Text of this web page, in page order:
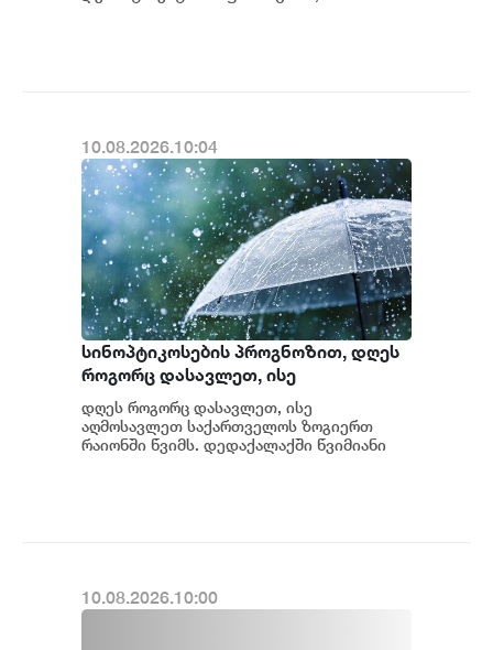
10.08.2026.10:04
სინოპტიკოსების პროგნოზით, დღეს
როგორც დასავლეთ, ისე
აღმოსავლეთ საქართველოს
ზოგიერთ რაიონში იწვიმებს
დღეს როგორც დასავლეთ, ისე
აღმოსავლეთ საქართველოს ზოგიერთ
რაიონში წვიმს. დედაქალაქში წვიმიანი
10.08.2026.10:00